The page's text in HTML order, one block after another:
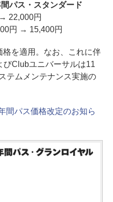
パス・スタンダード
22,000円
円 → 15,400円
を適用。なお、これに伴
びClubユニバーサルは11
テムメンテナンス実施の
間パス価格改定のお知ら